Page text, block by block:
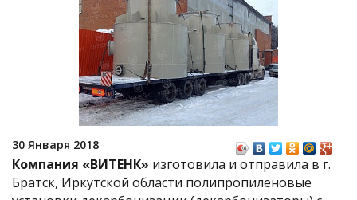
30 Января 2018
Компания «ВИТЕНК» изготовила и отправила в г.
Братск, Иркутской области полипропиленовые